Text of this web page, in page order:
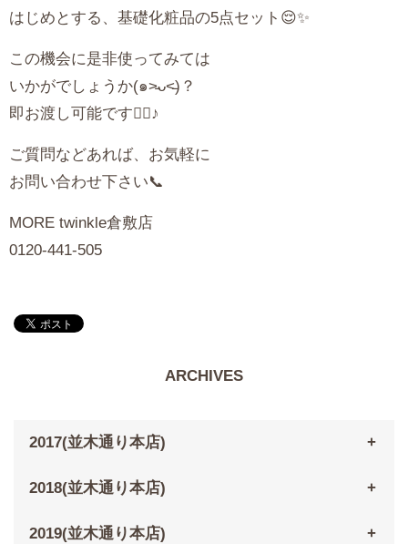
はじめとする、基礎化粧品の5点セット😌✨
この機会に是非使ってみては
いかがでしょうか(๑˃̵ᴗ˂̵)？
即お渡し可能です👌🏻♪
ご質問などあれば、お気軽に
お問い合わせ下さい📞
MORE twinkle倉敷店
0120-441-505
ARCHIVES
2017(並木通り本店)
2018(並木通り本店)
2019(並木通り本店)